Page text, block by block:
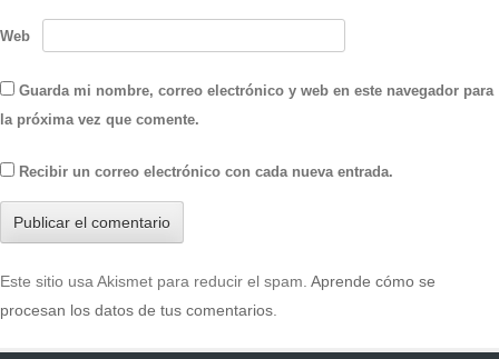
Web
Guarda mi nombre, correo electrónico y web en este navegador para
la próxima vez que comente.
Recibir un correo electrónico con cada nueva entrada.
Este sitio usa Akismet para reducir el spam. Aprende cómo se
procesan los datos de tus comentarios